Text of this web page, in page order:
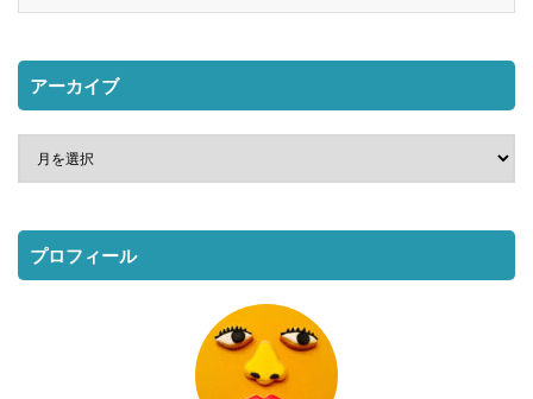
アーカイブ
プロフィール